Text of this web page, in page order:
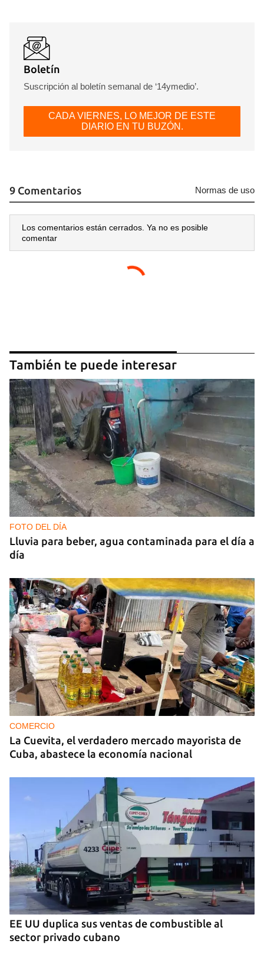
Guardar como favorito
iniciar sesión con tu cuenta de 14ymedio.
INICIAR SESIÓN CANCELAR
Boletín
Suscripción al boletín semanal de ‘14ymedio’.
CADA VIERNES, LO MEJOR DE ESTE
DIARIO EN TU BUZÓN.
9 Comentarios Normas de uso
Los comentarios están cerrados. Ya no es posible
comentar
También te puede interesar
FOTO DEL DÍA
Lluvia para beber, agua contaminada para el día a
día
COMERCIO
La Cuevita, el verdadero mercado mayorista de
Cuba, abastece la economía nacional
EE UU duplica sus ventas de combustible al
sector privado cubano